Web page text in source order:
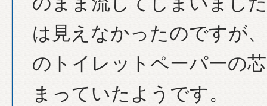
は見えなかったのですが
のトイレットペーパーの
まっていたようです。